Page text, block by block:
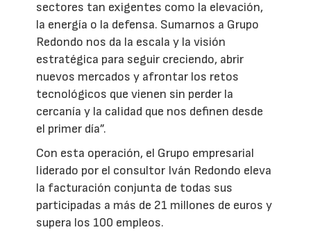
sectores tan exigentes como la elevación,
la energía o la defensa. Sumarnos a Grupo
Redondo nos da la escala y la visión
estratégica para seguir creciendo, abrir
nuevos mercados y afrontar los retos
tecnológicos que vienen sin perder la
cercanía y la calidad que nos definen desde
el primer día”.
Con esta operación, el Grupo empresarial
liderado por el consultor Iván Redondo eleva
la facturación conjunta de todas sus
participadas a más de 21 millones de euros y
supera los 100 empleos.